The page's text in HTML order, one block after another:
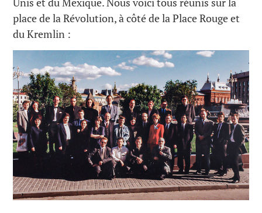
place de la Révolution, à côté de la Place Rouge et
du Kremlin :